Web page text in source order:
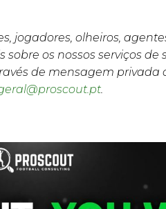
jogadores, olheiros,
os nossos serviços de
de mensagem privada
.